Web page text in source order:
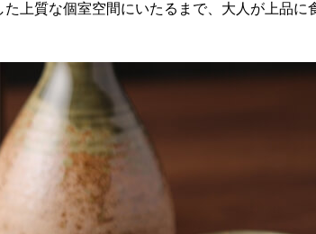
上質な個室空間にいたるまで、大人が上品に